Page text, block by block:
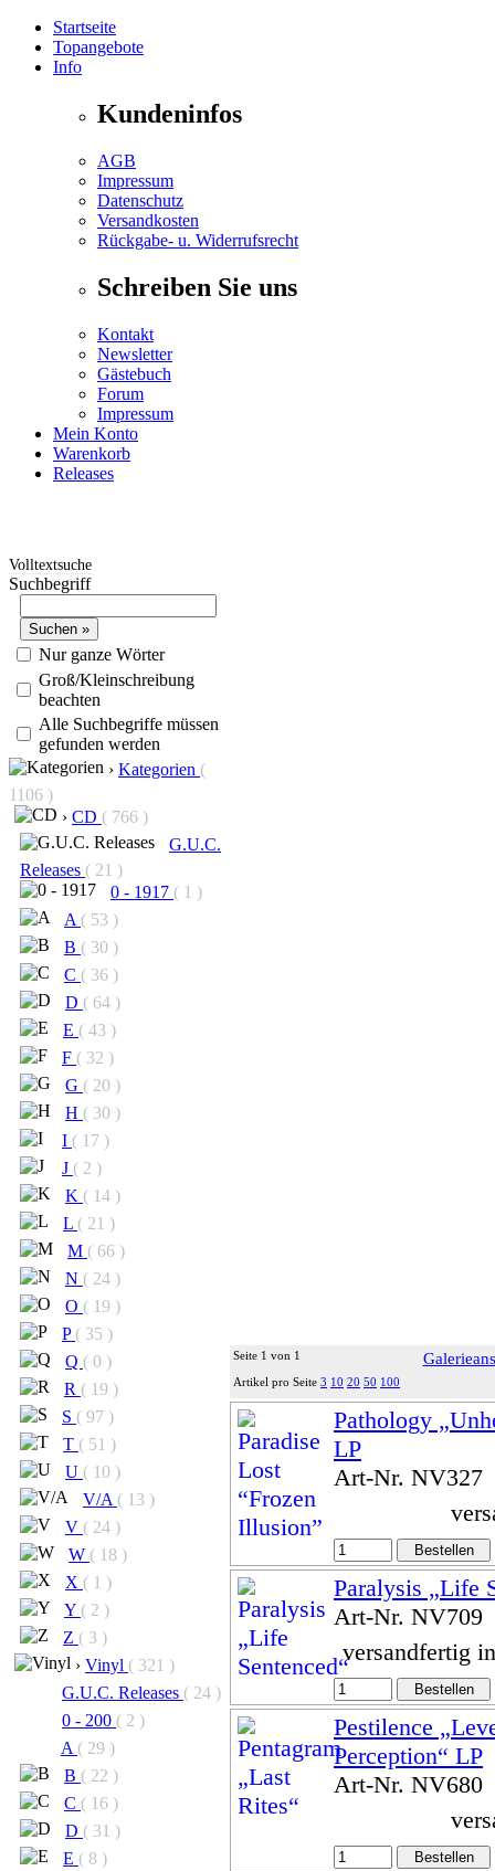
Startseite
Topangebote
Info
Kundeninfos
AGB
Impressum
Datenschutz
Versandkosten
Rückgabe- u. Widerrufsrecht
Schreiben Sie uns
Kontakt
Newsletter
Gästebuch
Forum
Impressum
Mein Konto
Warenkorb
Releases
Volltextsuche
Suchbegriff
Nur ganze Wörter
Groß/Kleinschreibung
beachten
Alle Suchbegriffe müssen
gefunden werden
› Kategorien (
1106 )
› CD ( 766 )
G.U.C.
Releases ( 21 )
0 - 1917 ( 1 )
A ( 53 )
B ( 30 )
C ( 36 )
D ( 64 )
E ( 43 )
F ( 32 )
G ( 20 )
H ( 30 )
I ( 17 )
J ( 2 )
K ( 14 )
L ( 21 )
M ( 66 )
N ( 24 )
O ( 19 )
P ( 35 )
Q ( 0 )
R ( 19 )
S ( 97 )
T ( 51 )
U ( 10 )
V/A ( 13 )
V ( 24 )
W ( 18 )
X ( 1 )
Y ( 2 )
Z ( 3 )
› Vinyl ( 321 )
G.U.C. Releases ( 24 )
0 - 200 ( 2 )
A ( 29 )
B ( 22 )
C ( 16 )
D ( 31 )
E ( 8 )
Seite 1 von 1
Artikel pro Seite 3 10 20 50 100
Pathology
LP
Art-Nr. NV327
Paralysis „Life
Art-Nr. NV709
versandfertig
Pestilence
Perception“ LP
Art-Nr. NV680